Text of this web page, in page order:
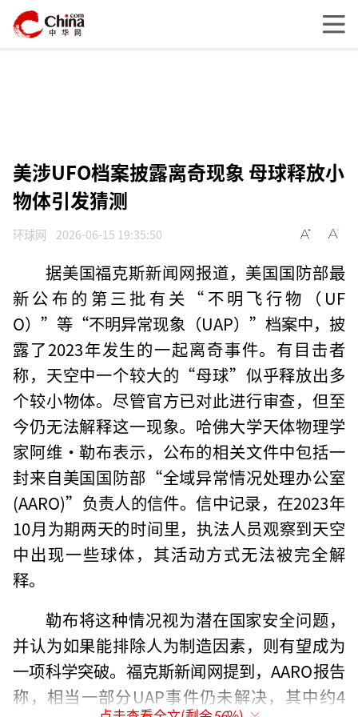
美涉UFO档案披露离奇现象 母球释放小
物体引发猜测
环球网 2026-06-15 19:35:50
据美国福克斯新闻网报道，美国国防部最
新公布的第三批有关“不明飞行物（UF
O）”等“不明异常现象（UAP）”档案中，披
露了2023年发生的一起离奇事件。有目击者
称，天空中一个较大的“母球”似乎释放出多
个较小物体。尽管官方已对此进行审查，但至
今仍无法解释这一现象。哈佛大学天体物理学
家阿维·勒布表示，公布的相关文件中包括一
封来自美国国防部“全域异常情况处理办公室
(AARO)”负责人的信件。信中记录，在2023年
10月为期两天的时间里，执法人员观察到天空
中出现一些球体，其活动方式无法被完全解
释。
勒布将这种情况视为潜在国家安全问题，
并认为如果能排除人为制造因素，则有望成为
一项科学突破。福克斯新闻网提到，AARO报告
称，相当一部分UAP事件仍未解决，其中约4